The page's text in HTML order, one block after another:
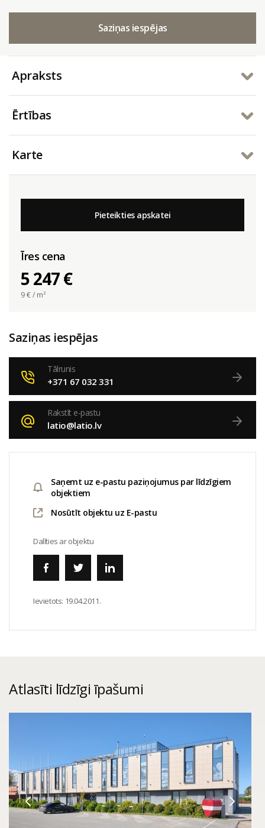
Saziņas iespējas
Apraksts
Ērtības
Karte
Pieteikties apskatei
Īres cena
5 247 €
9€ / m²
Saziņas iespējas
Tālrunis
+371 67 032 331
Rakstīt e-pastu
latio@latio.lv
Saņemt uz e-pastu paziņojumus par līdzīgiem
objektiem
Nosūtīt objektu uz E-pastu
Dalīties ar objektu
Ievietots: 19.04.2011.
Atlasīti līdzīgi īpašumi